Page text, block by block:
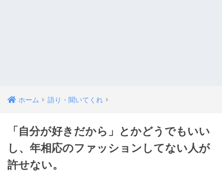
ホーム 語り・聞いてくれ
「自分が好きだから」とかどうでもいい
し、年相応のファッションしてない人が
許せない。